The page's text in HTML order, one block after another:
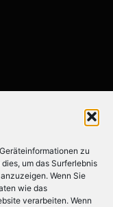
zu
um das Surferlebnis
Wenn Sie
wie das
verarbeiten. Wenn